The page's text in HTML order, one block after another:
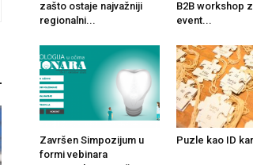
zašto ostaje najvažniji
regionalni...
B2B workshop
event...
Završen Simpozijum u
formi vebinara
Puzle kao ID